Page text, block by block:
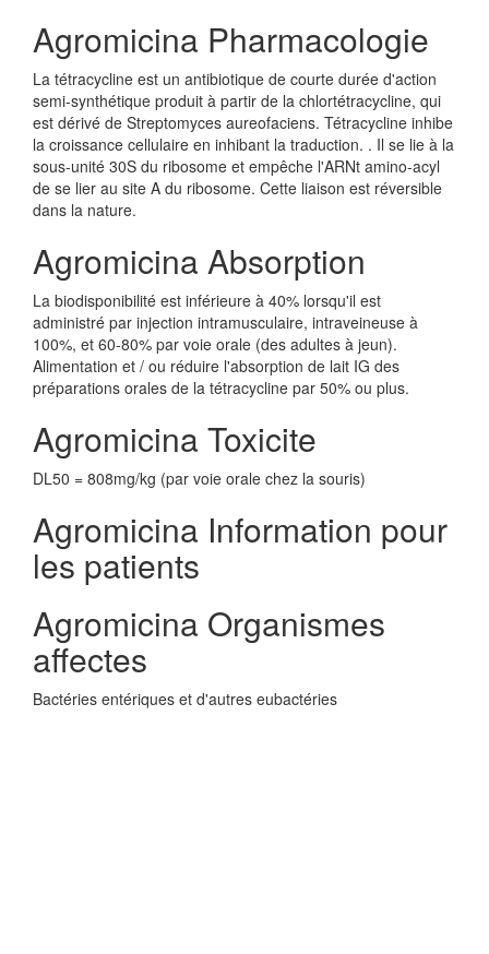
Agromicina Pharmacologie
La tétracycline est un antibiotique de courte durée d'action
semi-synthétique produit à partir de la chlortétracycline, qui
est dérivé de Streptomyces aureofaciens. Tétracycline inhibe
la croissance cellulaire en inhibant la traduction. . Il se lie à la
sous-unité 30S du ribosome et empêche l'ARNt amino-acyl
de se lier au site A du ribosome. Cette liaison est réversible
dans la nature.
Agromicina Absorption
La biodisponibilité est inférieure à 40% lorsqu'il est
administré par injection intramusculaire, intraveineuse à
100%, et 60-80% par voie orale (des adultes à jeun).
Alimentation et / ou réduire l'absorption de lait IG des
préparations orales de la tétracycline par 50% ou plus.
Agromicina Toxicite
DL50 = 808mg/kg (par voie orale chez la souris)
Agromicina Information pour
les patients
Agromicina Organismes
affectes
Bactéries entériques et d'autres eubactéries